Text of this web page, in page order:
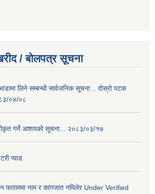
/ बोलपत्र सूचना
लिने सम्बन्धी सार्वजनिक सूचना .. दोस्रो पटक
०४/०८
गर्ने आशयको सूचना... २०८३/०३/१७
प्याड
फाराममा नाम र कागजात नमिलेर Under Verified